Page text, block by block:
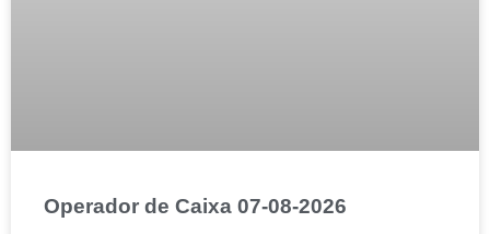
Operador de Caixa 07-08-2026